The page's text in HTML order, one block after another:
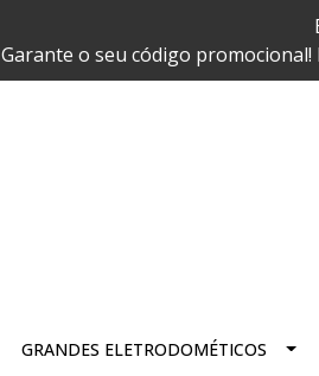
Garante o seu código
GRANDES ELETRODOMÉTICOS